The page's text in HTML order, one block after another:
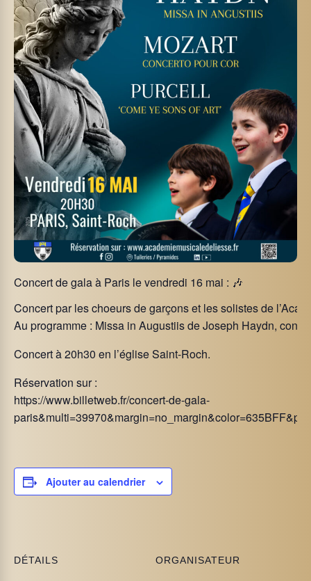
Concert de gala à Paris le vendredi 16 mai : 🎶
Concert par les choeurs de garçons et les solistes de
Au programme : Missa in Augustiis de Joseph Haydn,
​Concert à 20h30 en l’église Saint-Roch.
Réservation sur :
https://www.billetweb.fr/concert-de-gala-
Ajouter au calendrier
DÉTAILS ORGANISATEUR